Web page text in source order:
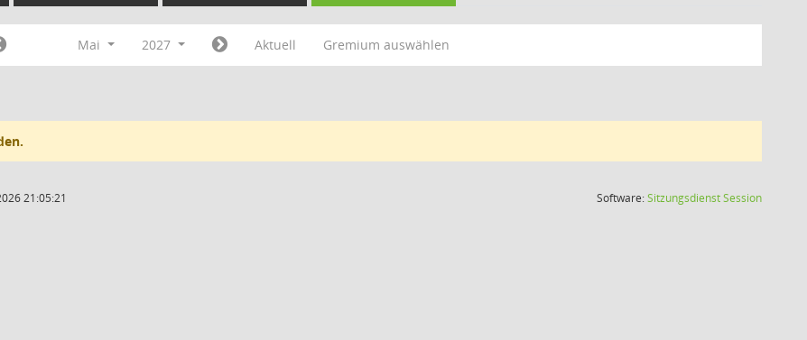
Mai 2027 Aktuell Gremium auswählen
21:05:21 Software:SitzungsdienstSession(Wird in